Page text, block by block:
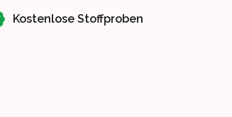
Kostenlose Stoffproben